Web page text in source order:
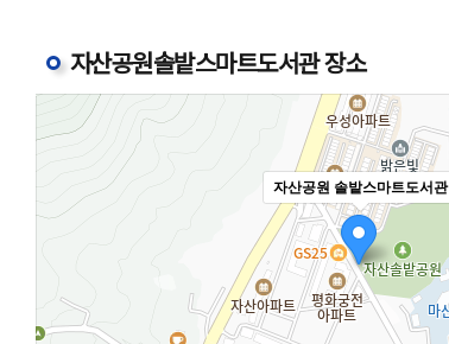
자산공원솔밭스마트도서관 장소
자산공원 솔밭스마트도서관